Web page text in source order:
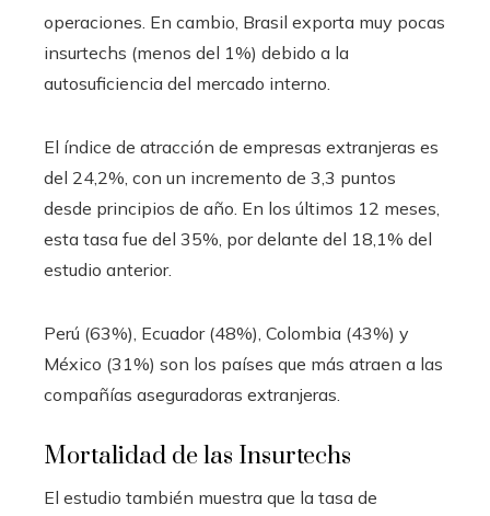
operaciones. En cambio, Brasil exporta muy pocas
insurtechs (menos del 1%) debido a la
autosuficiencia del mercado interno.
El índice de atracción de empresas extranjeras es
del 24,2%, con un incremento de 3,3 puntos
desde principios de año. En los últimos 12 meses,
esta tasa fue del 35%, por delante del 18,1% del
estudio anterior.
Perú (63%), Ecuador (48%), Colombia (43%) y
México (31%) son los países que más atraen a las
compañías aseguradoras extranjeras.
Mortalidad de las Insurtechs
El estudio también muestra que la tasa de